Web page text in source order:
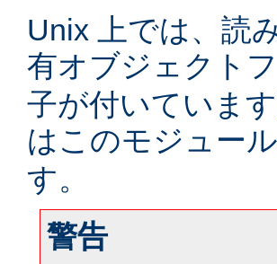
Unix 上では、読
有オブジェクト
子が付いていま
はこのモジュー
す。
警告